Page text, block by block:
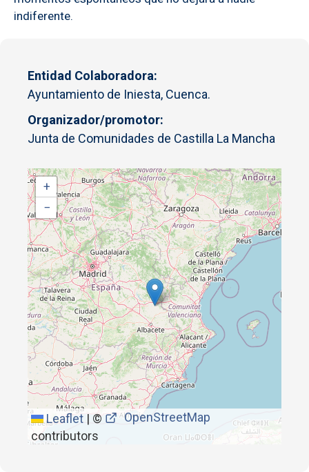
indiferente.
Entidad Colaboradora
Ayuntamiento de Iniesta, Cuenca.
Organizador/promotor
Junta de Comunidades de Castilla La Mancha
+
−
Leaflet | ©
OpenStreetMap
contributors